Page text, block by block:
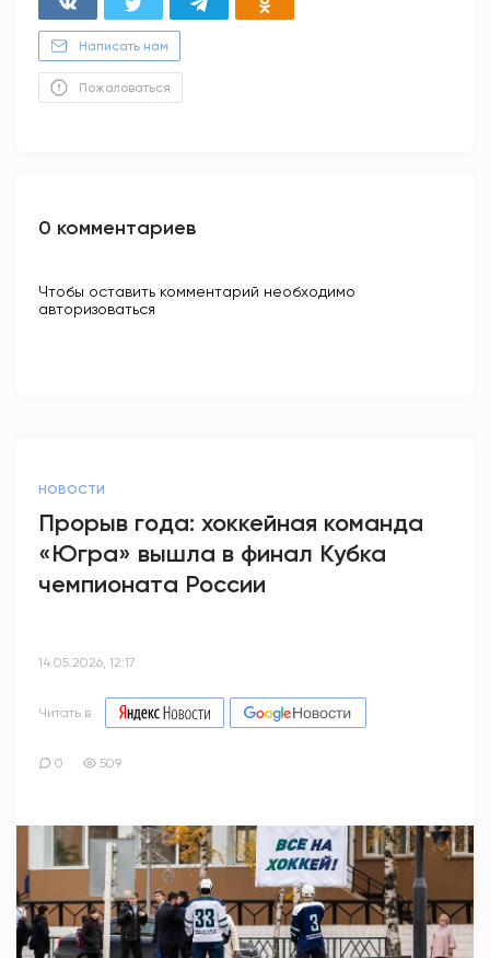
Написать нам
Пожаловаться
0 комментариев
Чтобы оставить комментарий необходимо
авторизоваться
НОВОСТИ
Прорыв года: хоккейная команда
«Югра» вышла в финал Кубка
чемпионата России
14.05.2026, 12:17
Читать в
0 509